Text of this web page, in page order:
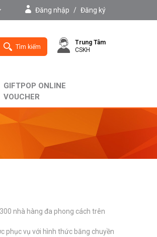
Đăng nhập / Đăng ký
Tìm kiếm
Trung Tâm
CSKH
GIFTPOP ONLINE
VOUCHER
nhà hàng đa phong cách trên
phục vụ với hình thức băng chuyền